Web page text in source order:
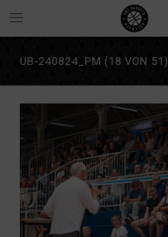
UB-240824_PM (18 VON 51)